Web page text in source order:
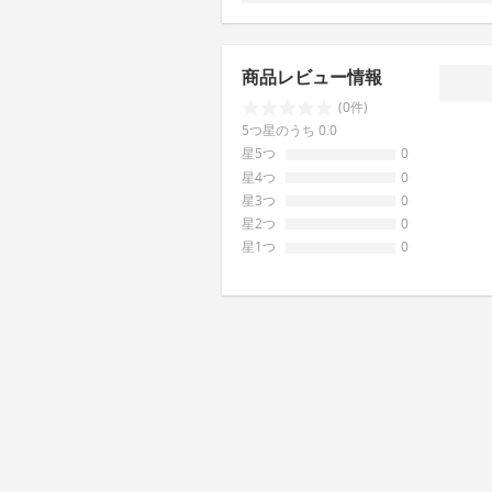
商品レビュー情報
(0件)
5つ星のうち 0.0
星5つ
0
星4つ
0
星3つ
0
星2つ
0
星1つ
0